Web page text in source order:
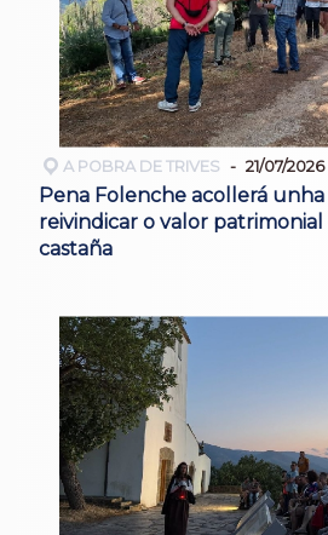
A POBRA DE TRIVES 21/07/2026
Pena Folenche acollerá
reivindicar o valor
castaña